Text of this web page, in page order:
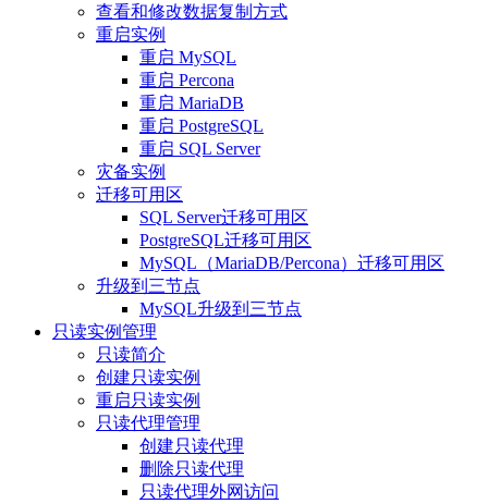
查看和修改数据复制方式
重启实例
重启 MySQL
重启 Percona
重启 MariaDB
重启 PostgreSQL
重启 SQL Server
灾备实例
迁移可用区
SQL Server迁移可用区
PostgreSQL迁移可用区
MySQL（MariaDB/Percona）迁移可用区
升级到三节点
MySQL升级到三节点
只读实例管理
只读简介
创建只读实例
重启只读实例
只读代理管理
创建只读代理
删除只读代理
只读代理外网访问